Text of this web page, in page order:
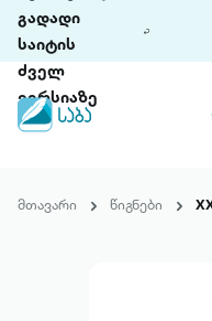
გადადი
საიტის
ძველ
ვერსიაზე
თინეთი 9
მთავარი წიგნები